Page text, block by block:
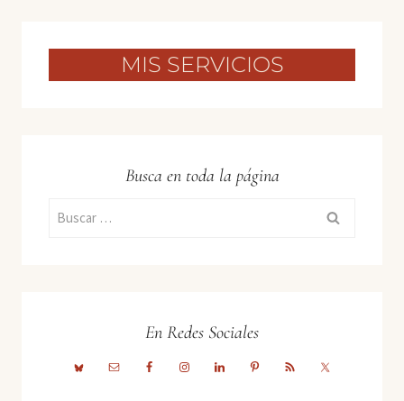
MIS SERVICIOS
Busca en toda la página
Buscar:
En Redes Sociales